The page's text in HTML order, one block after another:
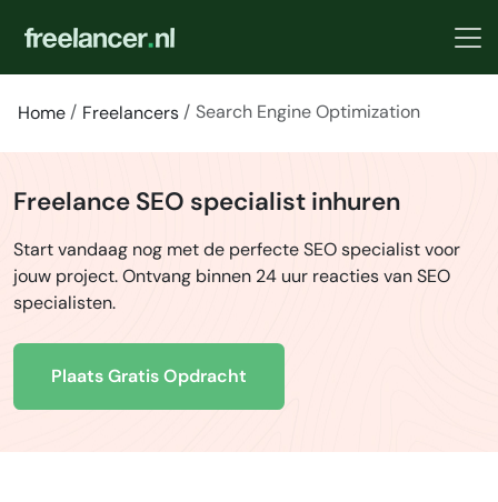
Home Freelancers Search Engine Optimization
Freelance SEO specialist inhuren
Start vandaag nog met de perfecte SEO specialist voor
jouw project. Ontvang binnen 24 uur reacties van SEO
specialisten.
Plaats Gratis Opdracht